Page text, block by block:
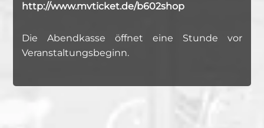
http://www.mvticket.de/b602shop
Die Abendkasse öffnet eine Stunde vor
Veranstaltungsbeginn.